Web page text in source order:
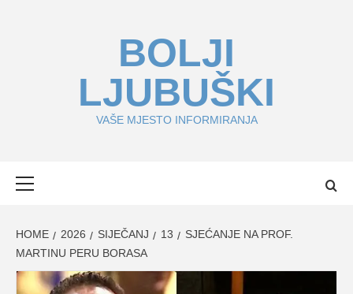
BOLJI
LJUBUŠKI
VAŠE MJESTO INFORMIRANJA
HOME 2026 SIJEČANJ 13
SJEĆANJE NA PROF.
MARTINU PERU BORASA